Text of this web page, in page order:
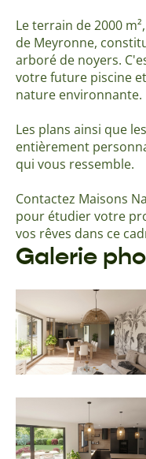
Le terrain de 2000
de Meyronne,
arboré de noyers.
votre future piscine
nature environnante.
Les plans ainsi que
entièrement
qui vous ressemble.
Contactez Maisons
pour étudier votre
vos rêves dans ce
Galerie